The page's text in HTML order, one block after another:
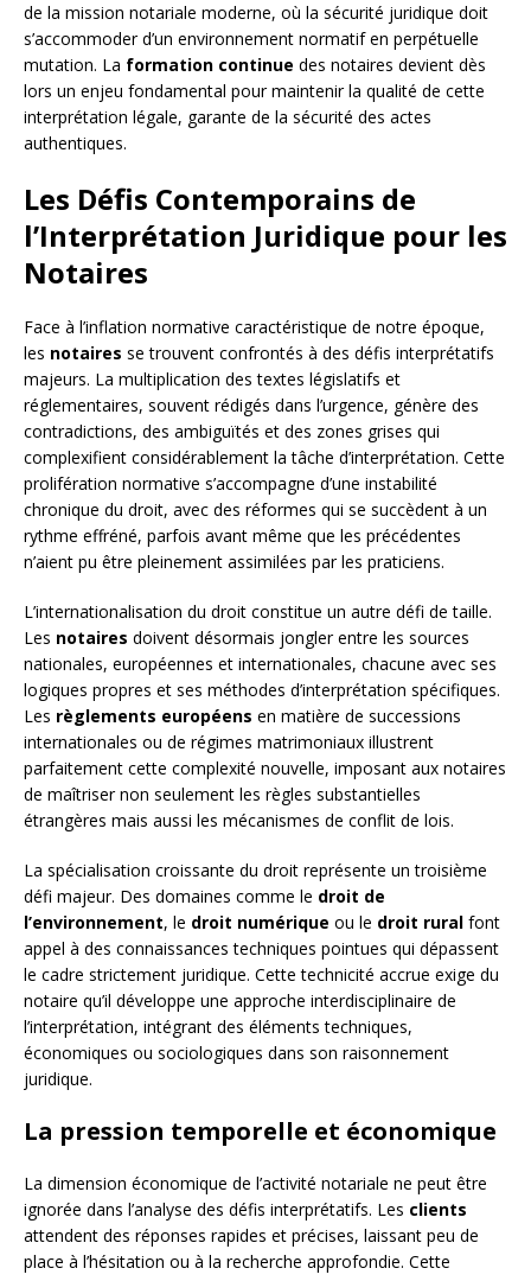
de la mission notariale moderne, où la sécurité juridique doit
s’accommoder d’un environnement normatif en perpétuelle
mutation. La formation continue des notaires devient dès
lors un enjeu fondamental pour maintenir la qualité de cette
interprétation légale, garante de la sécurité des actes
authentiques.
Les Défis Contemporains de
l’Interprétation Juridique pour les
Notaires
Face à l’inflation normative caractéristique de notre époque,
les notaires se trouvent confrontés à des défis interprétatifs
majeurs. La multiplication des textes législatifs et
réglementaires, souvent rédigés dans l’urgence, génère des
contradictions, des ambiguïtés et des zones grises qui
complexifient considérablement la tâche d’interprétation. Cette
prolifération normative s’accompagne d’une instabilité
chronique du droit, avec des réformes qui se succèdent à un
rythme effréné, parfois avant même que les précédentes
n’aient pu être pleinement assimilées par les praticiens.
L’internationalisation du droit constitue un autre défi de taille.
Les notaires doivent désormais jongler entre les sources
nationales, européennes et internationales, chacune avec ses
logiques propres et ses méthodes d’interprétation spécifiques.
Les règlements européens en matière de successions
internationales ou de régimes matrimoniaux illustrent
parfaitement cette complexité nouvelle, imposant aux notaires
de maîtriser non seulement les règles substantielles
étrangères mais aussi les mécanismes de conflit de lois.
La spécialisation croissante du droit représente un troisième
défi majeur. Des domaines comme le droit de
l’environnement, le droit numérique ou le droit rural font
appel à des connaissances techniques pointues qui dépassent
le cadre strictement juridique. Cette technicité accrue exige du
notaire qu’il développe une approche interdisciplinaire de
l’interprétation, intégrant des éléments techniques,
économiques ou sociologiques dans son raisonnement
juridique.
La pression temporelle et économique
La dimension économique de l’activité notariale ne peut être
ignorée dans l’analyse des défis interprétatifs. Les clients
attendent des réponses rapides et précises, laissant peu de
place à l’hésitation ou à la recherche approfondie. Cette